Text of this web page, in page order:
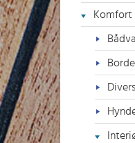
Komfort
Borde